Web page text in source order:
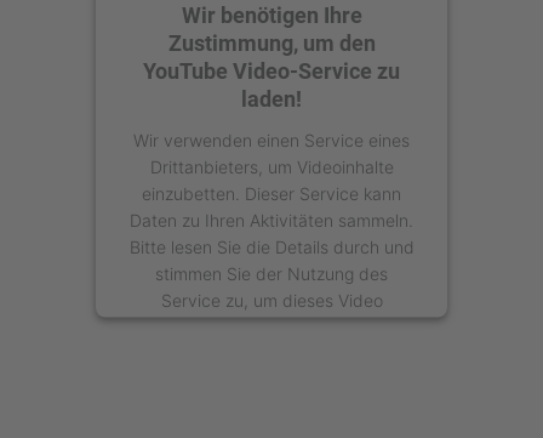
Wir benötigen Ihre
Zustimmung, um den
YouTube Video-Service zu
laden!
Wir verwenden einen Service eines
Drittanbieters, um Videoinhalte
einzubetten. Dieser Service kann
Daten zu Ihren Aktivitäten sammeln.
Bitte lesen Sie die Details durch und
stimmen Sie der Nutzung des
Service zu, um dieses Video
anzusehen.